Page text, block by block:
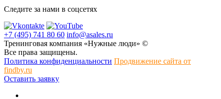
Следите за нами в соцсетях
+7 (495) 741 80 60 info@asales.ru
Тренинговая компания «Нужные люди» ©
Все права защищены.
Политика конфиденциальности Продвижение сайта от
findby.ru
Оставить заявку